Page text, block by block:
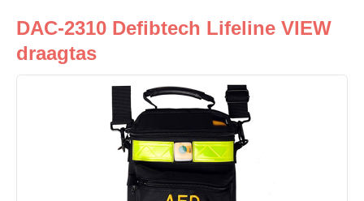
DAC-2310 Defibtech Lifeline VIEW
draagtas